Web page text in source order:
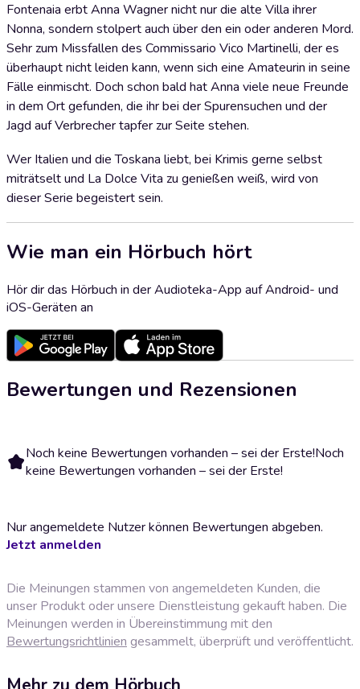
Fontenaia erbt Anna Wagner nicht nur die alte Villa ihrer
Nonna, sondern stolpert auch über den ein oder anderen Mord.
Sehr zum Missfallen des Commissario Vico Martinelli, der es
überhaupt nicht leiden kann, wenn sich eine Amateurin in seine
Fälle einmischt. Doch schon bald hat Anna viele neue Freunde
in dem Ort gefunden, die ihr bei der Spurensuchen und der
Jagd auf Verbrecher tapfer zur Seite stehen.
Wer Italien und die Toskana liebt, bei Krimis gerne selbst
miträtselt und La Dolce Vita zu genießen weiß, wird von
dieser Serie begeistert sein.
Wie man ein Hörbuch hört
Hör dir das Hörbuch in der Audioteka-App auf Android- und
iOS-Geräten an
Bewertungen und Rezensionen
Noch keine Bewertungen vorhanden – sei der Erste!Noch
keine Bewertungen vorhanden – sei der Erste!
Nur angemeldete Nutzer können Bewertungen abgeben.
Jetzt anmelden
Die Meinungen stammen von angemeldeten Kunden, die
unser Produkt oder unsere Dienstleistung gekauft haben. Die
Meinungen werden in Übereinstimmung mit den
Bewertungsrichtlinien gesammelt, überprüft und veröffentlicht.